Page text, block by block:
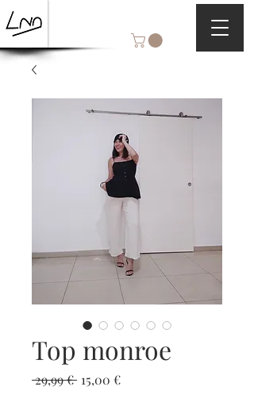
Top monroe
29,99 € Precio
15,00 €Precio de oferta